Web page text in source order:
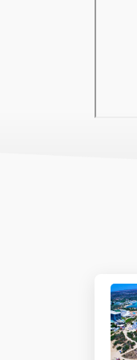
parkoló.
Sport